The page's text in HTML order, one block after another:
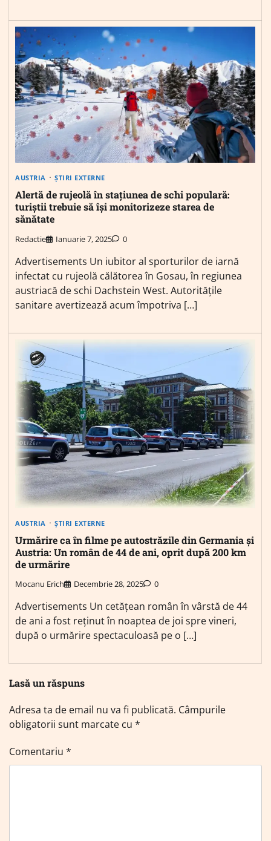
AUSTRIA ȘTIRI EXTERNE
Alertă de rujeolă în stațiunea de schi populară:
turiștii trebuie să își monitorizeze starea de
sănătate
Redactie Ianuarie 7, 2025 0
Advertisements Un iubitor al sporturilor de iarnă
infectat cu rujeolă călătorea în Gosau, în regiunea
austriacă de schi Dachstein West. Autoritățile
sanitare avertizează acum împotriva […]
AUSTRIA ȘTIRI EXTERNE
Urmărire ca în filme pe autostrăzile din Germania și
Austria: Un român de 44 de ani, oprit după 200 km
de urmărire
Mocanu Erich Decembrie 28, 2025 0
Advertisements Un cetățean român în vârstă de 44
de ani a fost reținut în noaptea de joi spre vineri,
după o urmărire spectaculoasă pe o […]
Lasă un răspuns
Adresa ta de email nu va fi publicată. Câmpurile
obligatorii sunt marcate cu *
Comentariu *